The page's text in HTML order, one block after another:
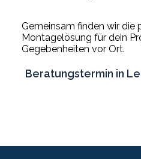
Gemeinsam finden wir die
Montagelösung für dein
Gegebenheiten vor Ort.
Beratungstermin in